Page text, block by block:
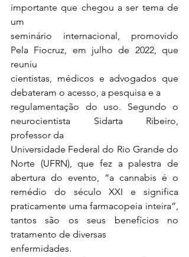
importante que chegou a ser tema de
um
seminário internacional, promovido
Pela Fiocruz, em julho de 2022, que
reuniu
cientistas, médicos e advogados que
debateram o acesso, a pesquisa e a
regulamentação do uso. Segundo o
neurocientista Sidarta Ribeiro,
professor da
Universidade Federal do Rio Grande do
Norte (UFRN), que fez a palestra de
abertura do evento, “a cannabis é o
remédio do século XXI e significa
praticamente uma farmacopeia inteira”,
tantos são os seus benefícios no
tratamento de diversas
enfermidades.